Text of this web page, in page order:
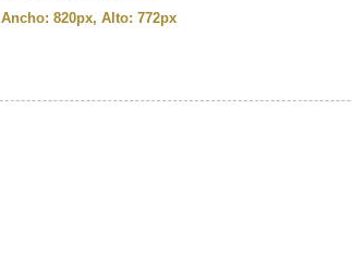
Ancho: 820px, Alto: 772px